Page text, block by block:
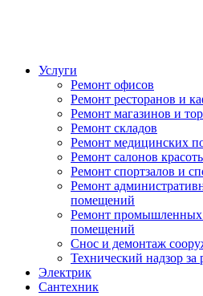
Услуги
Ремонт офисов
Ремонт ресторанов и
Ремонт магазинов и
Ремонт складов
Ремонт медицинских
Ремонт салонов
Ремонт спортзалов и
Ремонт
помещений
Ремонт промышленных
помещений
Снос и демонтаж
Технический надзор за
Электрик
Сантехник